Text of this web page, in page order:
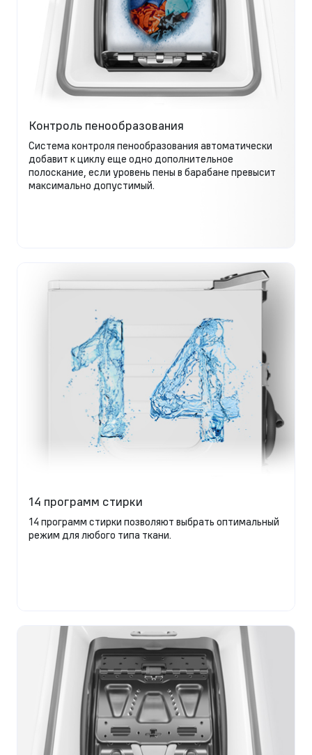
Контроль пенообразования
Система контроля пенообразования автоматически
добавит к циклу еще одно дополнительное
полоскание, если уровень пены в барабане превысит
максимально допустимый.
14 программ стирки
14 программ стирки позволяют выбрать оптимальный
режим для любого типа ткани.